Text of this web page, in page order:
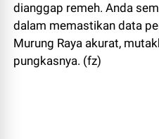
dianggap remeh. Anda
dalam memastikan data
Murung Raya akurat,
pungkasnya. (fz)